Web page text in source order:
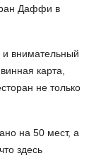
Даффи в
внимательный
карта,
не только
на 50 мест, а
здесь